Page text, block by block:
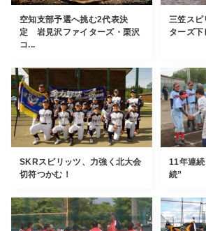
空知支部予選へ挑む2代表決
定 岩見沢ファイターズ・栗沢
コ...
三笠スピ
ターズ下
SKRスピリッツ、力強く北大会
切符つかむ！
11年連
続”